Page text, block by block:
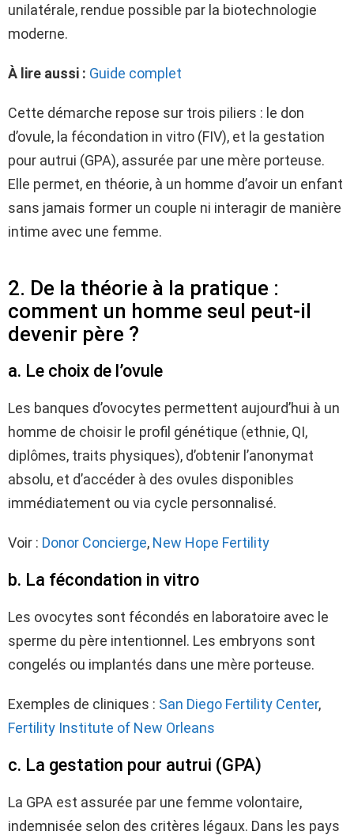
unilatérale, rendue possible par la biotechnologie
moderne.
À lire aussi : Guide complet
Cette démarche repose sur trois piliers : le don
d’ovule, la fécondation in vitro (FIV), et la gestation
pour autrui (GPA), assurée par une mère porteuse.
Elle permet, en théorie, à un homme d’avoir un enfant
sans jamais former un couple ni interagir de manière
intime avec une femme.
2. De la théorie à la pratique :
comment un homme seul peut-il
devenir père ?
a. Le choix de l’ovule
Les banques d’ovocytes permettent aujourd’hui à un
homme de choisir le profil génétique (ethnie, QI,
diplômes, traits physiques), d’obtenir l’anonymat
absolu, et d’accéder à des ovules disponibles
immédiatement ou via cycle personnalisé.
Voir : Donor Concierge, New Hope Fertility
b. La fécondation in vitro
Les ovocytes sont fécondés en laboratoire avec le
sperme du père intentionnel. Les embryons sont
congelés ou implantés dans une mère porteuse.
Exemples de cliniques : San Diego Fertility Center,
Fertility Institute of New Orleans
c. La gestation pour autrui (GPA)
La GPA est assurée par une femme volontaire,
indemnisée selon des critères légaux. Dans les pays